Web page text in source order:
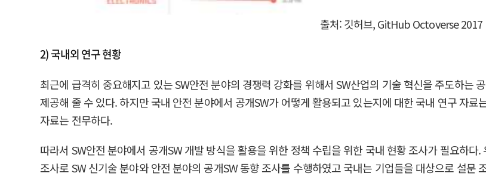
출처: 깃허브, GitHub Octoverse 2017
2) 국내외 연구 현황
최근에 급격히 중요해지고 있는 SW안전 분야의 경쟁력 강화를 위해서 SW산업의 기술 혁신을 주도하는
제공해 줄 수 있다. 하지만 국내 안전 분야에서 공개SW가 어떻게 활용되고 있는지에 대한 국내 연구 자
자료는 전무하다.
따라서 SW안전 분야에서 공개SW 개발 방식을 활용을 위한 정책 수립을 위한 국내 현황 조사가 필요하
조사로 SW 신기술 분야와 안전 분야의 공개SW 동향 조사를 수행하였고 국내는 기업들을 대상으로 설문